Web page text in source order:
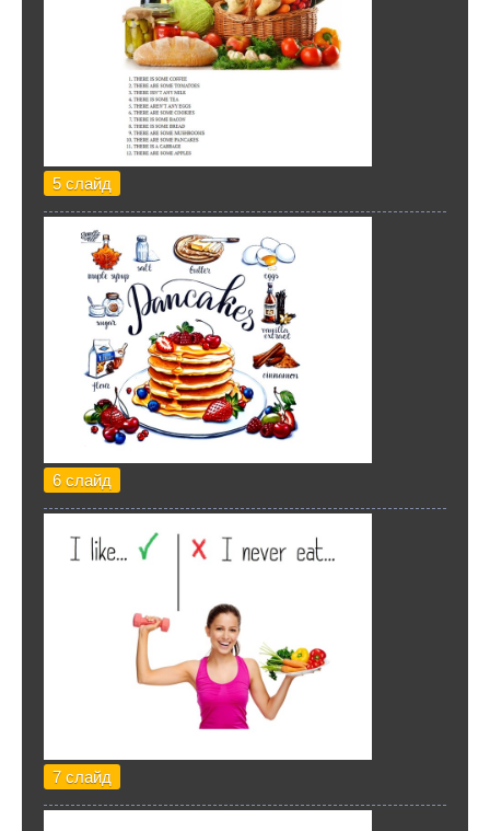
5 слайд
6 слайд
7 слайд